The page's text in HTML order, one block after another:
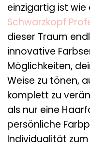
einzigartig ist wie
Schwarzkopf
dieser Traum
innovative
Möglichkeiten,
Weise zu tönen,
komplett zu
als nur eine
persönliche
Individualität